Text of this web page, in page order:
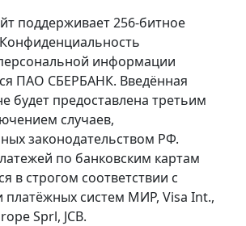
поддерживает 256-битное
информации
ПАО СБЕРБАНК. Введённая
будет предоставлена третьим
случаев,
законодательством РФ.
по банковским картам
в строгом соответствии с
платёжных систем МИР, Visa Int.,
Sprl, JCB.